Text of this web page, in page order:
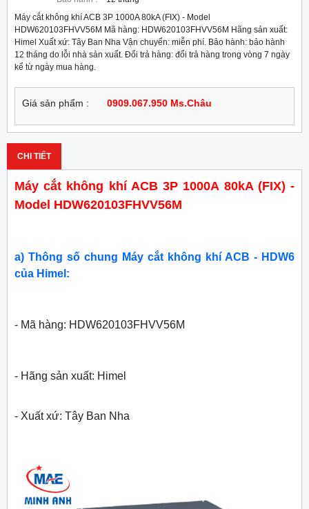
Máy cắt không khí ACB 3P 1000A 80kA (FIX) - Model
HDW620103FHVV56M Mã hàng: HDW620103FHVV56M Hãng sản xuất:
Himel Xuất xứ: Tây Ban Nha Vận chuyển: miễn phí. Bảo hành: bảo hành
12 tháng do lỗi nhà sản xuất. Đổi trả hàng: đổi trả hàng trong vòng 7 ngày
kể từ ngày mua hàng.
Giá sản phẩm : 0909.067.950 Ms.Châu
CHI TIẾT
Máy cắt không khí ACB 3P 1000A 80kA (FIX) -
Model HDW620103FHVV56M
a) Thông số chung Máy cắt không khí ACB - HDW6
của Himel:
- Mã hàng: HDW620103FHVV56M
- Hãng sản xuất: Himel
- Xuất xứ: Tây Ban Nha